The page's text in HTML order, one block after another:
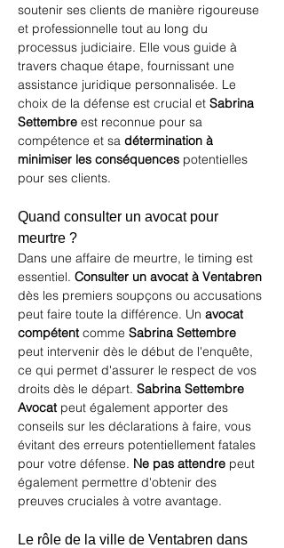
soutenir ses clients de manière rigoureuse
et professionnelle tout au long du
processus judiciaire. Elle vous guide à
travers chaque étape, fournissant une
assistance juridique personnalisée. Le
choix de la défense est crucial et Sabrina
Settembre est reconnue pour sa
compétence et sa détermination à
minimiser les conséquences potentielles
pour ses clients.
Quand consulter un avocat pour
meurtre ?
Dans une affaire de meurtre, le timing est
essentiel. Consulter un avocat à Ventabren
dès les premiers soupçons ou accusations
peut faire toute la différence. Un avocat
compétent comme Sabrina Settembre
peut intervenir dès le début de l'enquête,
ce qui permet d'assurer le respect de vos
droits dès le départ. Sabrina Settembre
Avocat peut également apporter des
conseils sur les déclarations à faire, vous
évitant des erreurs potentiellement fatales
pour votre défense. Ne pas attendre peut
également permettre d'obtenir des
preuves cruciales à votre avantage.
Le rôle de la ville de Ventabren dans